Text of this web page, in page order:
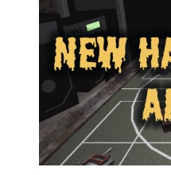
За столом вас
заставляет
Арсенал
На столе лежат
Лупа
—
Телефон-